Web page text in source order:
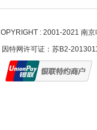
: 2001-2021 南
因特网许可证：苏B2-